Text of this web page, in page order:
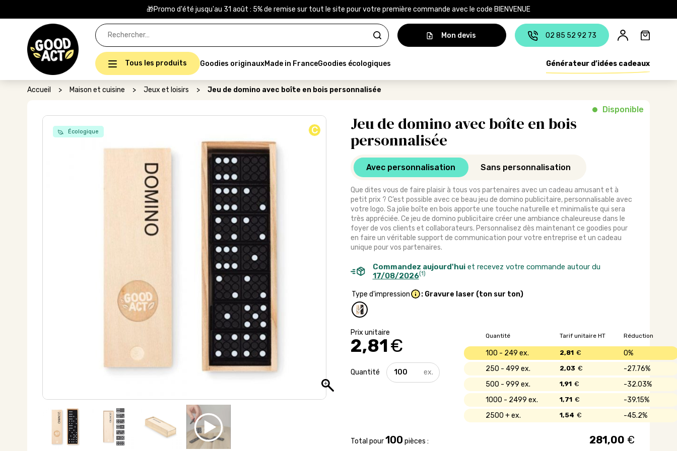
🎁Promo d'été jusqu'au 31 août : 5% de remise sur tout le site pour votre première commande avec le code BIENVENUE
Rechercher :
Mon devis
02 85 52 92 73
Tous les produits Goodies originauxMade in FranceGoodies écologiques Générateur d’idées cadeaux
Accueil > Maison et cuisine > Jeux et loisirs > Jeu de domino avec boîte en bois personnalisée
Écologique C
Jeu de domino avec boîte en bois
personnalisée
Disponible
Avec personnalisation Sans personnalisation
Que dites vous de faire plaisir à tous vos partenaires avec un cadeau amusant et à
petit prix ? C’est possible avec ce beau jeu de domino publicitaire, personnalisable avec
votre logo. Sa jolie boîte en bois apporte une touche naturelle et minimaliste qui sera
très appréciée. Ce jeu de domino publicitaire créer une ambiance chaleureuse dans le
foyer de vos clients et collaborateurs. Personnalisez dès maintenant ce goodies pour
en faire un véritable support de communication pour votre entreprise et un cadeau
unique pour vos partenaires.
Commandez aujourd'huiet recevez votre commande autour du
17/08/2026(1)
Type d'impression : Gravure laser (ton sur ton)
2,81€
quantité
de
bois
Quantité Réduction
Tarif unitaire HT
100 - 249 0%
2,81 €
250 - 499 27.76%
2,03 €
500 - 999 32.03%
1,91 €
1000 - 2499 39.15%
1,71 €
2500 + 45.2%
1,54 €
Total pour100 pièces : 281,00 €